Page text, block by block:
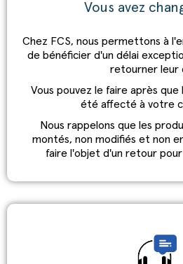
Vous avez
Chez FCS, nous permettons à
de bénéficier d'un délai
retourner leur
Vous pouvez le faire après
été affecté à votre
Nous rappelons que les
montés, non modifiés et non
faire l'objet d'un retour